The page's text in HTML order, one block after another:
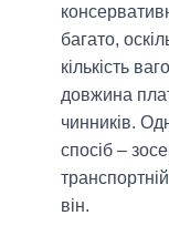
багато,
кількість
довжина
чинників.
спосіб –
він.